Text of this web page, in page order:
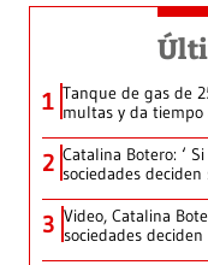
1 Tanque de gas de
multas y da tiempo
2 Catalina Botero: ‘
sociedades deciden
3 Video, Catalina
sociedades deciden